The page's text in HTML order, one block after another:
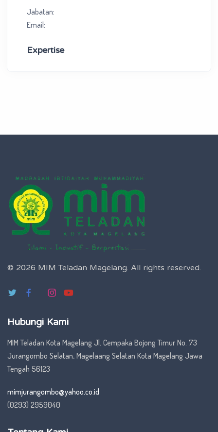
Jabatan:
Email:
Expertise
© 2026 MIM Teladan Magelang. All rights reserved.
Hubungi Kami
MIM Teladan Kota Magelang Jl. Cempaka Bojong Timur No. 73
Jurangombo Selatan, Magelaang Selatan Kota Magelang Jawa
Tengah 56123
mimjurangombo@yahoo.co.id
(0293) 2959040